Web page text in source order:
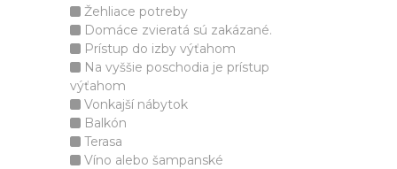
Žehliace potreby
Domáce zvieratá sú zakázané.
Prístup do izby výťahom
Na vyššie poschodia je prístup
výťahom
Vonkajší nábytok
Balkón
Terasa
Víno alebo šampanské